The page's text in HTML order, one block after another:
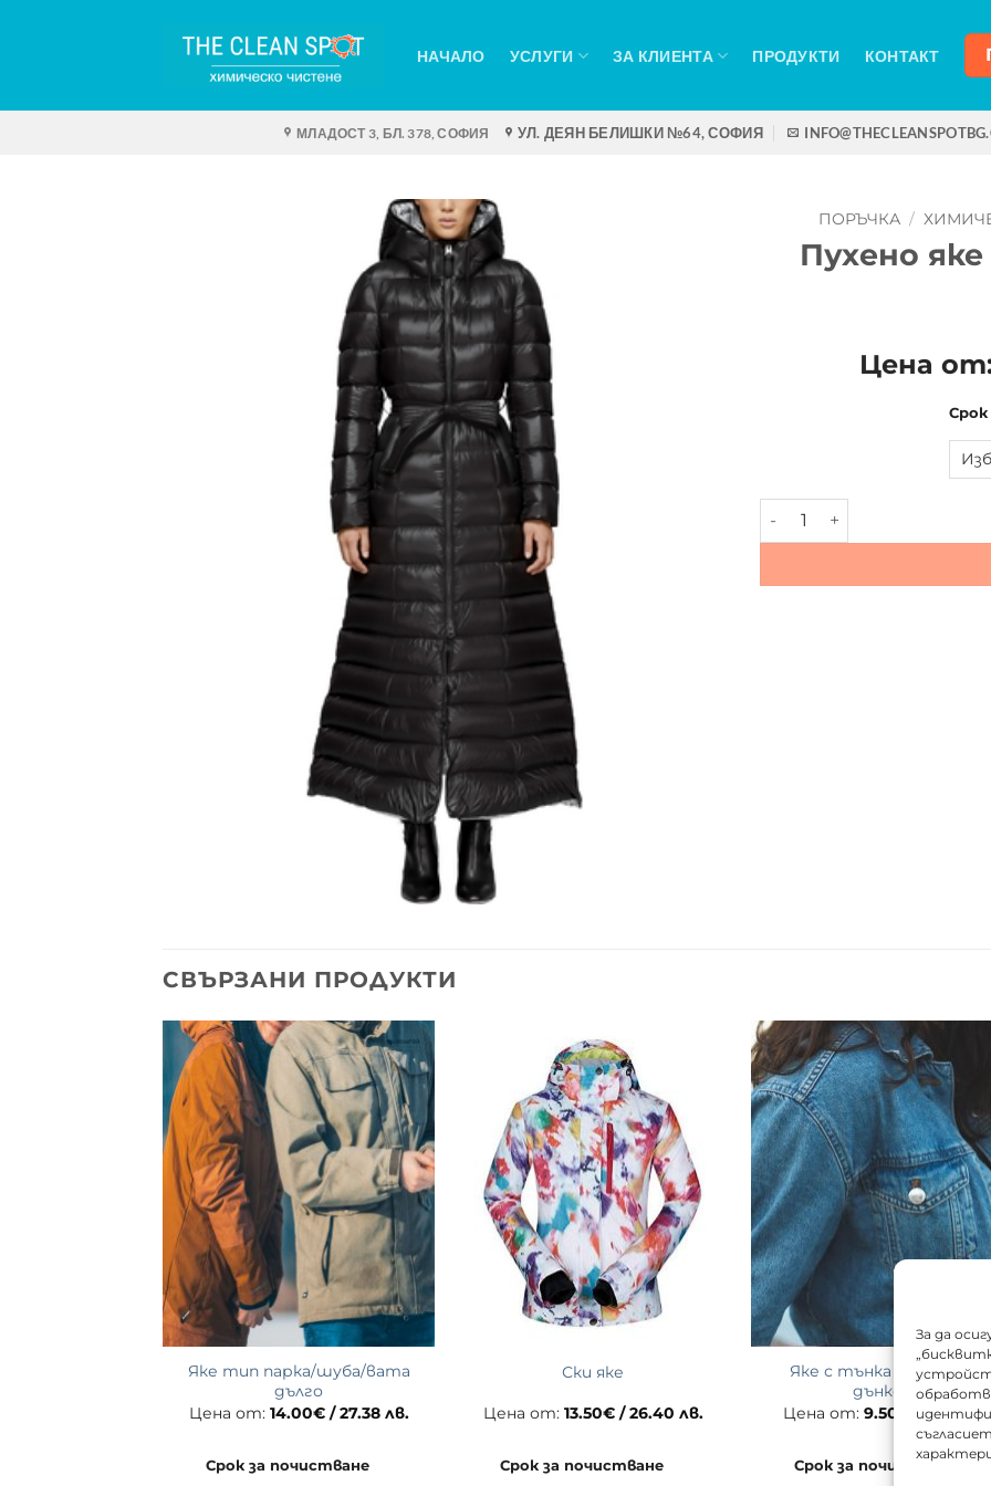
За да
НАЧАЛО УСЛУГИ ЗА КЛИЕНТА ПРОДУКТИ КОНТАКТ
МЛАДОСТ 3, БЛ. 378, СОФИЯ УЛ. ДЕЯН БЕЛИШКИ №64, СОФИЯ
ПОРЪЧКА /
Пухено
Цена
Срок
количество за Пухено
СВЪРЗАНИ ПРОДУКТИ
Яке тип парка/шуба/вата
дълго
Цена от: 14.00€/ 27.38 лв.
Срок за почистване
Ски яке
Цена от: 13.50€/ 26.40 лв.
Срок за почистване
Яке с тънка подплата/
дънково
Цена от:9.50 / 18.58 лв.
Срок за почистване